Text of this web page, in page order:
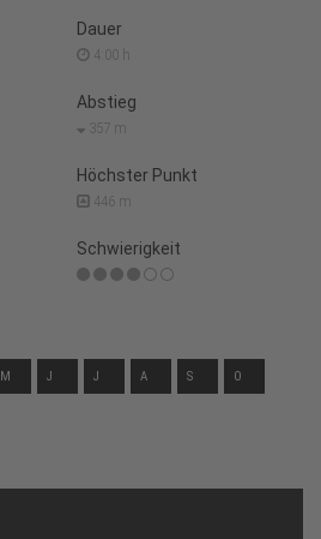
Dauer
4:00 h
Abstieg
357 m
Höchster Punkt
446 m
Schwierigkeit
M J J A S O